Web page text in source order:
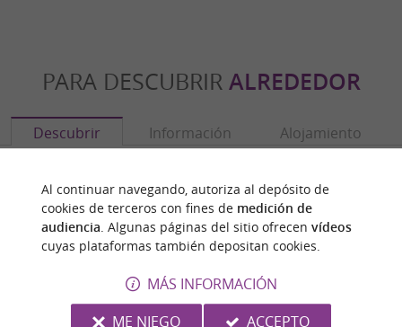
PARA DESCUBRIR ALREDEDOR
Descubrir Información Alojamiento
Al continuar navegando, autoriza al depósito de
cookies de terceros con fines de medición de
audiencia. Algunas páginas del sitio ofrecen vídeos
cuyas plataformas también depositan cookies.
MÁS INFORMACIÓN
ME NIEGO
ACCEPTO